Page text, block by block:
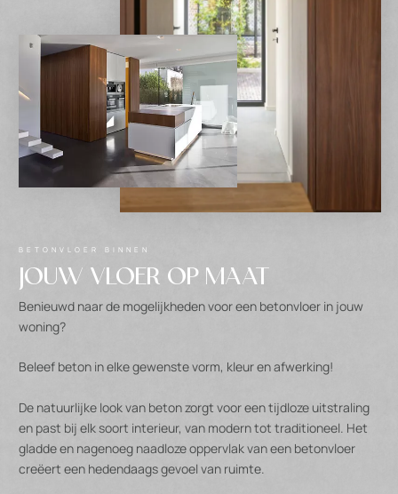
BETONVLOER BINNEN
JOUW VLOER OP MAAT
Benieuwd naar de mogelijkheden voor een betonvloer in jouw
woning?
Beleef beton in elke gewenste vorm, kleur en afwerking!
De natuurlijke look van beton zorgt voor een tijdloze uitstraling
en past bij elk soort interieur, van modern tot traditioneel. Het
gladde en nagenoeg naadloze oppervlak van een betonvloer
creëert een hedendaags gevoel van ruimte.